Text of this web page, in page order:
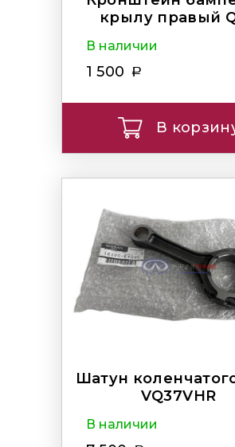
крылу правый
В наличии
1 500
В
Шатун
VQ37VHR
В наличии